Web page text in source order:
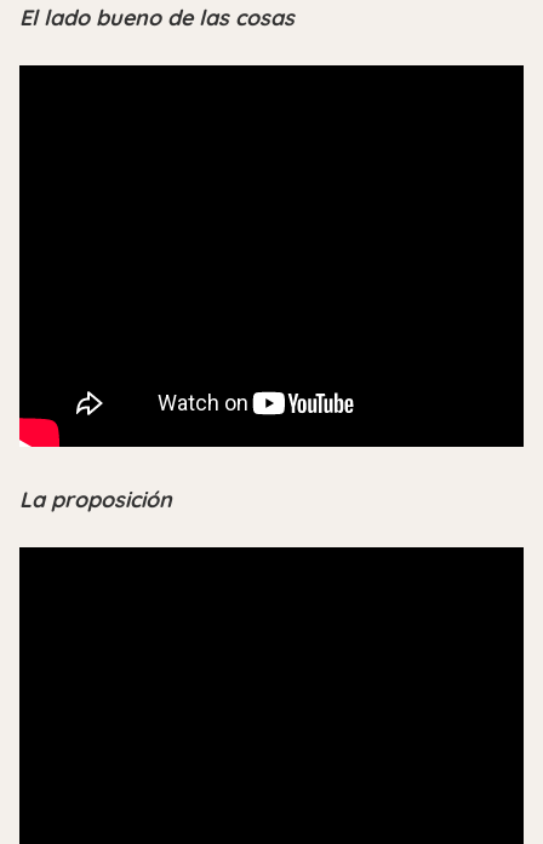
El lado bueno de las cosas
La proposición